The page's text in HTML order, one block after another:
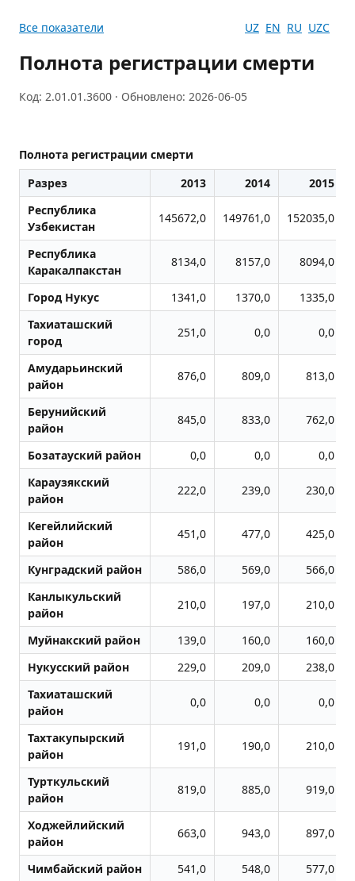
Все показатели UZ EN RU UZC
Полнота регистрации смерти
Код: 2.01.01.3600 · Обновлено: 2026-06-05
Полнота регистрации смерти
Разрез
2013 2014
2015
Республика
Узбекистан
145672,0 149761,0 152035,0
Республика
Каракалпакстан
8134,0 8157,0 8094,0
Город Нукус 1341,0 1370,0
1335,0
Тахиаташский
город
251,0 0,0 0,0
Амударьинский
район
876,0 809,0 813,0
Берунийский
район
845,0 833,0 762,0
Бозатауский район 0,0 0,0
0,0
Караузякский
район
222,0 239,0 230,0
Кегейлийский
район
451,0 477,0 425,0
Кунградский район 586,0 569,0
566,0
Канлыкульский
район
210,0 197,0 210,0
Муйнакский район 139,0 160,0
160,0
Нукусский район
229,0 209,0
238,0
Тахиаташский
район
0,0 0,0 0,0
Тахтакупырский
район
191,0 190,0 210,0
Турткульский
район
819,0 885,0 919,0
Ходжейлийский
район
663,0 943,0 897,0
Чимбайский район 541,0 548,0
577,0